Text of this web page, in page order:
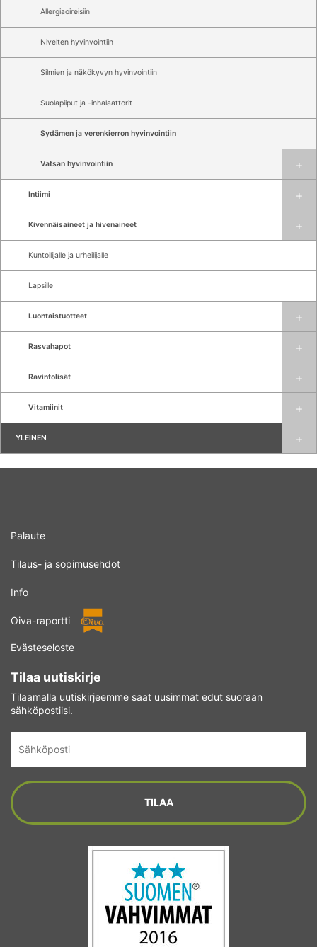
Allergiaoireisiin
Nivelten hyvinvointiin
Silmien ja näkökyvyn hyvinvointiin
Suolapiiput ja -inhalaattorit
Sydämen ja verenkierron hyvinvointiin
Vatsan hyvinvointiin
Intiimi
Kivennäisaineet ja hivenaineet
Kuntoilijalle ja urheilijalle
Lapsille
Luontaistuotteet
Rasvahapot
Ravintolisät
Vitamiinit
YLEINEN
Palaute
Tilaus- ja sopimusehdot
Info
Oiva-raportti
Evästeseloste
Tilaa uutiskirje
Tilaamalla uutiskirjeemme saat uusimmat edut suoraan
sähköpostiisi.